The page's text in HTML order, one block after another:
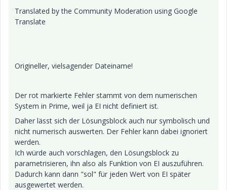
Translated by the Community Moderation using Google
Translate
Origineller, vielsagender Dateiname!
Der rot markierte Fehler stammt von dem numerischen
System in Prime, weil ja EI nicht definiert ist.
Daher lässt sich der Lösungsblock auch nur symbolisch und
nicht numerisch auswerten. Der Fehler kann dabei ignoriert
werden.
Ich würde auch vorschlagen, den Lösungsblock zu
parametrisieren, ihn also als Funktion von EI auszuführen.
Dadurch kann dann "sol" für jeden Wert von EI später
ausgewertet werden.